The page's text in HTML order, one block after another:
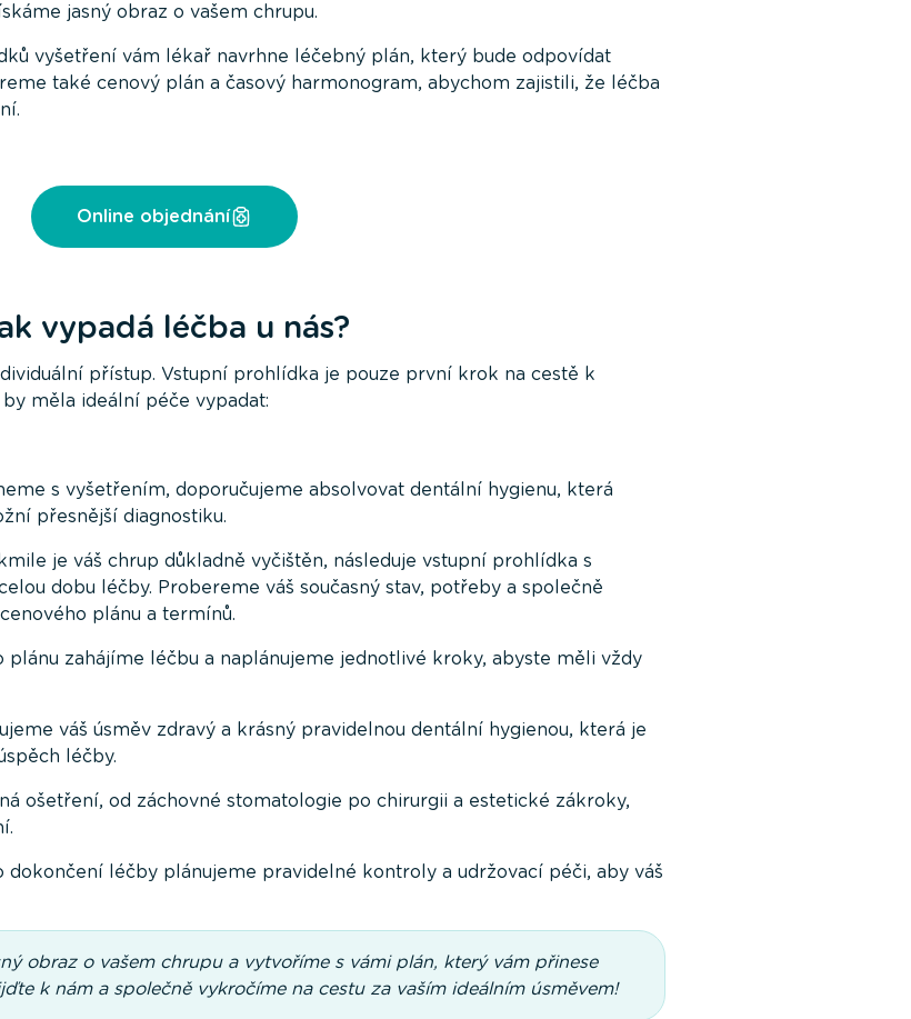
jasný obraz o vašem chrupu.
vyšetření vám lékař navrhne léčebný plán, který bude odpovídat
také cenový plán a časový harmonogram, abychom zajistili, že léčba
Online objednání
vypadá léčba u nás?
přístup. Vstupní prohlídka je pouze první krok na cestě k
měla ideální péče vypadat:
s vyšetřením, doporučujeme absolvovat dentální hygienu, která
přesnější diagnostiku.
je váš chrup důkladně vyčištěn, následuje vstupní prohlídka s
dobu léčby. Probereme váš současný stav, potřeby a společně
plánu a termínů.
plánu zahájíme léčbu a naplánujeme jednotlivé kroky, abyste měli vždy
váš úsměv zdravý a krásný pravidelnou dentální hygienou, která je
léčby.
ošetření, od záchovné stomatologie po chirurgii a estetické zákroky,
dokončení léčby plánujeme pravidelné kontroly a udržovací péči, aby váš
obraz o vašem chrupu a vytvoříme s vámi plán, který vám přinese
k nám a společně vykročíme na cestu za vaším ideálním úsměvem!